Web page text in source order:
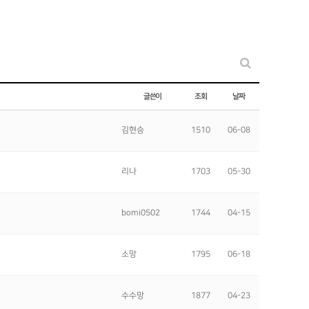
글쓴이 조회 날짜
김현승 1510 06-08
리나 1703 05-30
bomi0502 1744 04-15
소망 1795 06-18
수수망 1877 04-23